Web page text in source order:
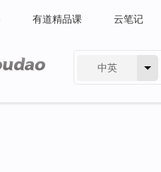
有道精品课 云笔记
中英